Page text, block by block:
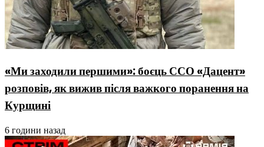
«Ми заходили першими»: боєць ССО «Дацент»
розповів, як вижив після важкого поранення на
Курщині
6 години назад